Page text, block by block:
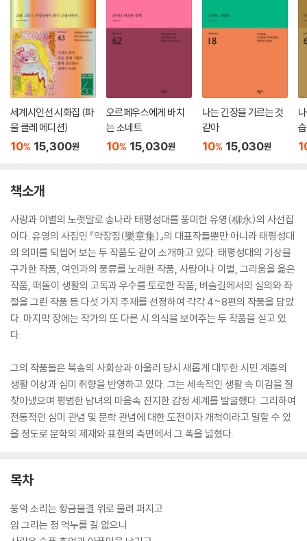
세계시인선 시화집 (파
울 클레 에디션)
10% 15,300원
오르페우스에게 바치
는 소네트
10% 15,030원
나는 긴장을 기르는 것
같아
10% 15,030원
집
책소개
사랑과 이별의 노랫말로 송나라 태평성대를 풍미한 유영(柳永)의 사선집
이다. 유영의 사집인 『악장집(樂章集)』의 대표작들뿐만 아니라 태평성대
의 의미를 되씹어 보는 두 작품도 같이 소개하고 있다. 태평성대의 기상을
구가한 작품, 여인과의 풍류를 노래한 작품, 사랑이나 이별, 그리움을 읊은
작품, 떠돌이 생활의 고독과 우수를 토로한 작품, 벼슬길에서의 실의와 좌
절을 그린 작품 등 다섯 가지 주제를 선정하여 각각 4~8편의 작품을 담았
다. 마지막 장에는 작가의 또 다른 시 의식을 보여주는 두 작품을 싣고 있
다.
그의 작품들은 북송의 사회상과 아울러 당시 새롭게 대두한 시민 계층의
생활 이상과 심미 취향을 반영하고 있다. 그는 세속적인 생활 속 미감을 잘
찾아냈으며 평범한 남녀의 마음속 진지한 감정 세계를 발굴했다. 그리하여
전통적인 심미 관념 및 문학 관념에 대한 도전이자 개척이라고 말할 수 있
을 정도로 문학의 제재와 표현의 측면에서 그 폭을 넓혔다.
목차
풍악 소리는 황금물결 위로 울려 퍼지고
임 그리는 정 억누를 길 없으니